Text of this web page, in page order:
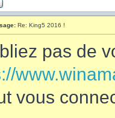
Re: King5 2016 !
pas de
vous